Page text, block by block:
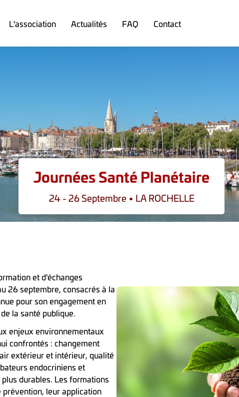
L'association Actualités FAQ Contact
Journées Santé Planétaire
24 - 26 Septembre • LA ROCHELLE
et d'échanges
26 septembre, consacrés à la
pour son engagement en
la santé publique.
enjeux environnementaux
confrontés : changement
extérieur et intérieur, qualité
endocriniens et
durables. Les formations
leur application